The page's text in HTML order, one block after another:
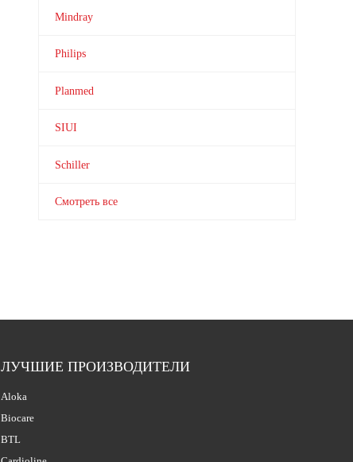
Mindray
Philips
Planmed
SIUI
Schiller
Смотреть все
ЛУЧШИЕ ПРОИЗВОДИТЕЛИ
Aloka
Biocare
BTL